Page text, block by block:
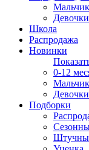
Девочки
Школа
Распродажа
Новинки
0-12
Девочки
Подборки